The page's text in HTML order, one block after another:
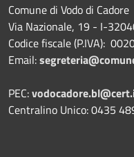
Comune di Vodo di Cadore
Via Nazionale, 19 - I-
Codice fiscale (P.IVA):
Email:
PEC:
Centralino Unico: 0435